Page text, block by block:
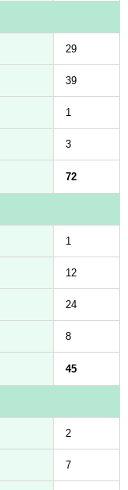
29
39
1
3
72
1
12
24
8
45
2
7